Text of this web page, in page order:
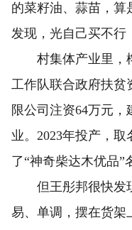
的菜籽油、蒜苗，算
发现，光自己买不行
村集体产业里，榨
工作队联合政府扶贫
限公司注资64万元
业。2023年投产，
了“神奇柴达木优品”
但王彤邦很快发现
易、单调，摆在货架